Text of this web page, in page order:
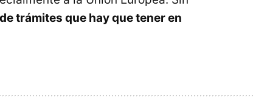
trámites que hay que tener en